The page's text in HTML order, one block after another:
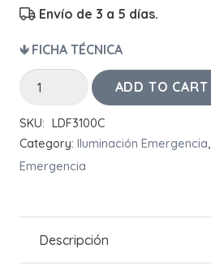
Envío de 3 a 5 días.
🡻 FICHA TÉCNICA
Luminaria
Emergencia
DIANA
FLAT
Lumens
quantity
ADD TO CART
SKU: LDF3100C
Category: Iluminación Emergencia,
Emergencia
Descripción